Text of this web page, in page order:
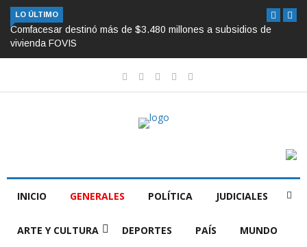
LO ÚLTIMO
Comfacesar destinó más de $3.480 millones a subsidios de
vivienda FOVIS
INICIO GENERALES POLÍTICA JUDICIALES
ARTE Y CULTURA DEPORTES PAÍS MUNDO